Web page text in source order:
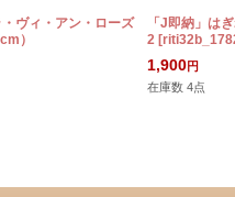
ヴィ・アン・ローズ
）
「J即納」は
2 [
1,900円
在庫数 4点